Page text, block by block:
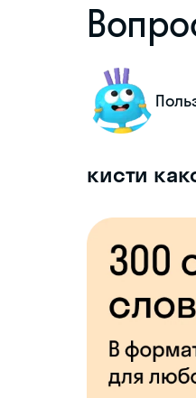
кисти